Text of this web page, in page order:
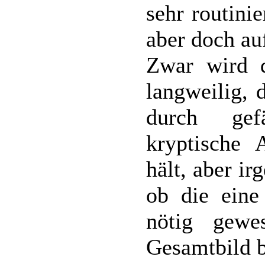
sehr
aber doch
Zwar wird
langweilig,
durch
kryptische
hält, aber
ob die
nötig
Gesamtbild